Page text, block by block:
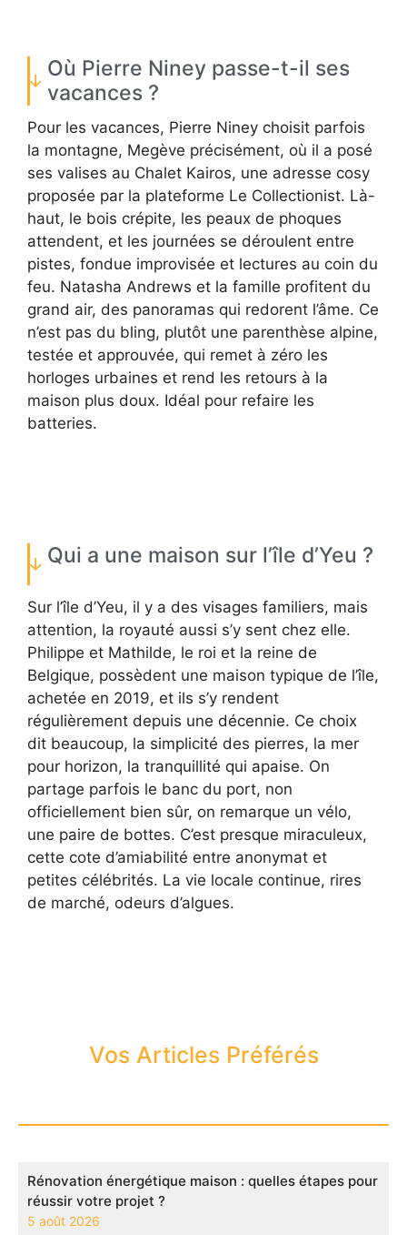
Où Pierre Niney passe-t-il ses
vacances ?
Pour les vacances, Pierre Niney choisit parfois
la montagne, Megève précisément, où il a posé
ses valises au Chalet Kairos, une adresse cosy
proposée par la plateforme Le Collectionist. Là-
haut, le bois crépite, les peaux de phoques
attendent, et les journées se déroulent entre
pistes, fondue improvisée et lectures au coin du
feu. Natasha Andrews et la famille profitent du
grand air, des panoramas qui redorent l’âme. Ce
n’est pas du bling, plutôt une parenthèse alpine,
testée et approuvée, qui remet à zéro les
horloges urbaines et rend les retours à la
maison plus doux. Idéal pour refaire les
batteries.
Qui a une maison sur l’île d’Yeu ?
Sur l’île d’Yeu, il y a des visages familiers, mais
attention, la royauté aussi s’y sent chez elle.
Philippe et Mathilde, le roi et la reine de
Belgique, possèdent une maison typique de l’île,
achetée en 2019, et ils s’y rendent
régulièrement depuis une décennie. Ce choix
dit beaucoup, la simplicité des pierres, la mer
pour horizon, la tranquillité qui apaise. On
partage parfois le banc du port, non
officiellement bien sûr, on remarque un vélo,
une paire de bottes. C’est presque miraculeux,
cette cote d’amiabilité entre anonymat et
petites célébrités. La vie locale continue, rires
de marché, odeurs d’algues.
Vos Articles Préférés
Rénovation énergétique maison : quelles étapes pour
réussir votre projet ?
5 août 2026